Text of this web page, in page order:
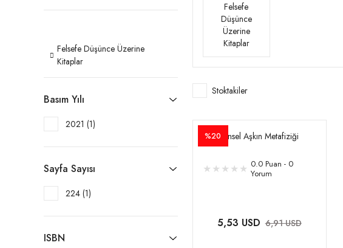
Felsefe Düşünce Üzerine
Kitaplar
Basım Yılı
2021 (1)
Sayfa Sayısı
224 (1)
ISBN
Felsefe
Düşünce
Üzerine
Kitaplar
Stoktakiler
%20Cinsel Aşkın Metafiziği
0.0 Puan - 0
Yorum
5,53 USD 6,91 USD